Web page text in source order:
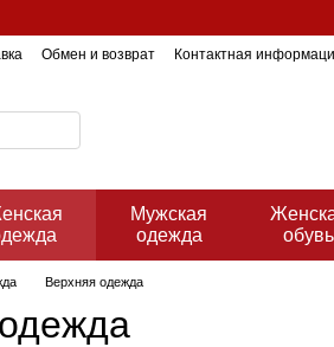
Обмен и возврат Контактная
Мужская
одежда
обувь
Верхняя одежда